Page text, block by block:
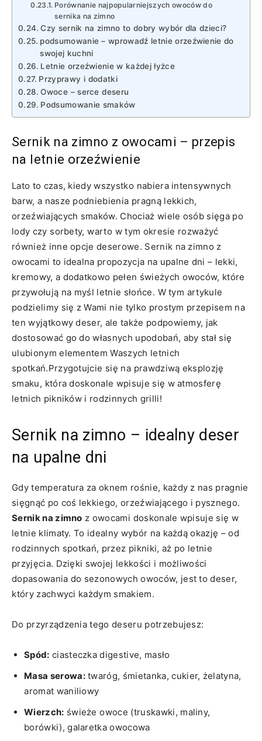
Porównanie najpopularniejszych owoców‍ do‍
sernika na zimno
Czy ‍sernik ⁣na zimno to dobry wybór dla dzieci?
podsumowanie – wprowadź letnie orzeźwienie do
swojej kuchni
Letnie orzeźwienie w każdej łyżce
Przyprawy ⁣i⁢ dodatki
Owoce⁣ – serce⁣ deseru
Podsumowanie ⁢smaków
Sernik‌ na zimno z owocami – przepis
na⁢ letnie orzeźwienie
Lato to czas, kiedy wszystko ⁤nabiera intensywnych ​
barw, a nasze podniebienia⁣ pragną lekkich,
orzeźwiających smaków. Chociaż wiele osób sięga po
lody ‍czy⁢ sorbety,⁣ warto ⁢w tym okresie rozważyć
również inne opcje deserowe. Sernik na zimno ‍z
owocami to idealna propozycja na upalne ‌dni –‍ lekki,
kremowy, a dodatkowo ​pełen świeżych owoców,‌ które
przywołują⁣ na myśl letnie słońce.⁤ W tym⁤ artykule
podzielimy się z Wami ⁣nie tylko prostym przepisem ​na
‍ten wyjątkowy deser, ale także podpowiemy, jak
dostosować go do własnych upodobań, aby stał się​
ulubionym elementem Waszych letnich
spotkań.Przygotujcie ⁤się na ⁣prawdziwą eksplozję⁤
smaku, ⁤która doskonale wpisuje się w atmosferę
letnich pikników i rodzinnych grilli!
Sernik ‍na zimno‍ – idealny deser
na⁣ upalne dni
Gdy temperatura‍ za oknem rośnie, każdy ‍z nas pragnie
sięgnąć po coś lekkiego, orzeźwiającego i pysznego.
Sernik na zimno z owocami ⁢doskonale wpisuje się w
letnie‍ klimaty. To idealny wybór na każdą okazję – od
rodzinnych⁣ spotkań, przez⁢ pikniki, aż⁣ po letnie
przyjęcia. Dzięki swojej lekkości i możliwości
dopasowania do sezonowych owoców, jest to deser,
⁢który zachwyci każdym smakiem.
Do przyrządzenia tego deseru potrzebujesz:
Spód: ciasteczka digestive, masło
Masa serowa:twaróg, śmietanka, cukier, żelatyna,
⁣aromat waniliowy
Wierzch: świeże⁢ owoce (truskawki, maliny,
borówki), galaretka‌ owocowa